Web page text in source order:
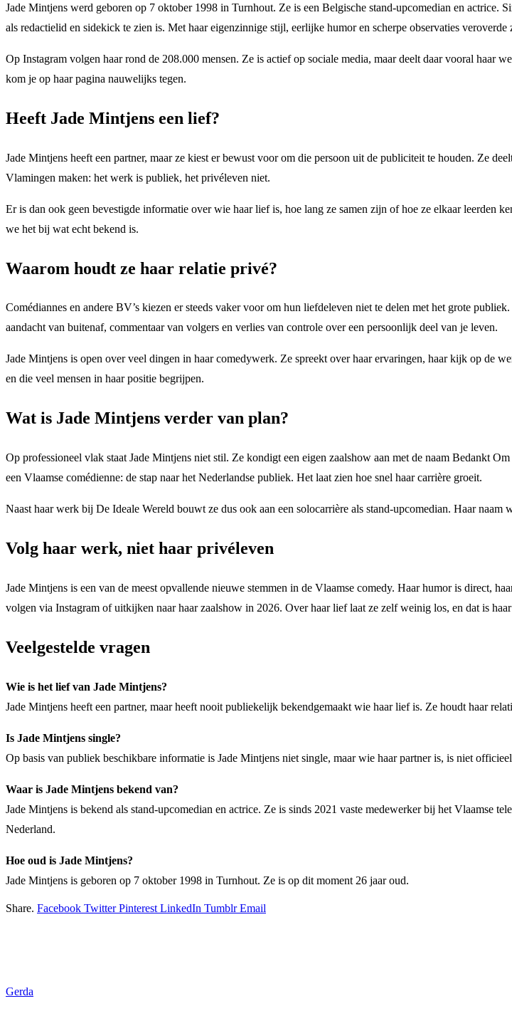
Jade Mintjens werd geboren op 7 oktober 1998 in Turnhout. Ze is een Belgische stand-upcomedian en actrice.
als redactielid en sidekick te zien is. Met haar eigenzinnige stijl, eerlijke humor en scherpe observaties
Op Instagram volgen haar rond de 208.000 mensen. Ze is actief op sociale media, maar deelt daar vooral haar
kom je op haar pagina nauwelijks tegen.
Heeft Jade Mintjens een lief?
Jade Mintjens heeft een partner, maar ze kiest er bewust voor om die persoon uit de publiciteit te houden. Ze
Vlamingen maken: het werk is publiek, het privéleven niet.
Er is dan ook geen bevestigde informatie over wie haar lief is, hoe lang ze samen zijn of hoe ze elkaar
we het bij wat echt bekend is.
Waarom houdt ze haar relatie privé?
Comédiannes en andere BV’s kiezen er steeds vaker voor om hun liefdeleven niet te delen met het grote
aandacht van buitenaf, commentaar van volgers en verlies van controle over een persoonlijk deel van je leven.
Jade Mintjens is open over veel dingen in haar comedywerk. Ze spreekt over haar ervaringen, haar kijk op de
en die veel mensen in haar positie begrijpen.
Wat is Jade Mintjens verder van plan?
Op professioneel vlak staat Jade Mintjens niet stil. Ze kondigt een eigen zaalshow aan met de naam Bedankt
een Vlaamse comédienne: de stap naar het Nederlandse publiek. Het laat zien hoe snel haar carrière groeit.
Naast haar werk bij De Ideale Wereld bouwt ze dus ook aan een solocarrière als stand-upcomedian. Haar naam
Volg haar werk, niet haar privéleven
Jade Mintjens is een van de meest opvallende nieuwe stemmen in de Vlaamse comedy. Haar humor is direct,
volgen via Instagram of uitkijken naar haar zaalshow in 2026. Over haar lief laat ze zelf weinig los, en dat is
Veelgestelde vragen
Wie is het lief van Jade Mintjens?
Jade Mintjens heeft een partner, maar heeft nooit publiekelijk bekendgemaakt wie haar lief is. Ze houdt haar
Is Jade Mintjens single?
Op basis van publiek beschikbare informatie is Jade Mintjens niet single, maar wie haar partner is, is niet
Waar is Jade Mintjens bekend van?
Jade Mintjens is bekend als stand-upcomedian en actrice. Ze is sinds 2021 vaste medewerker bij het Vlaamse
Nederland.
Hoe oud is Jade Mintjens?
Jade Mintjens is geboren op 7 oktober 1998 in Turnhout. Ze is op dit moment 26 jaar oud.
Share. Facebook Twitter Pinterest LinkedIn Tumblr Email
Gerda